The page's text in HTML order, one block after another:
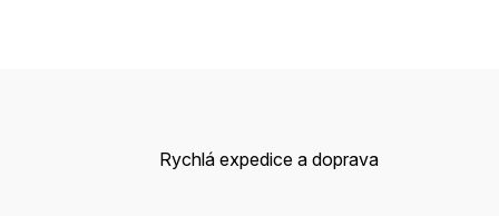
Rychlá expedice a doprava